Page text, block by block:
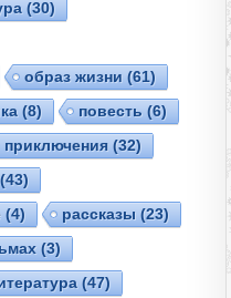
(30)
образ жизни (61)
(8) повесть (6)
приключения (32)
(43)
(4) рассказы (23)
(3)
(47)